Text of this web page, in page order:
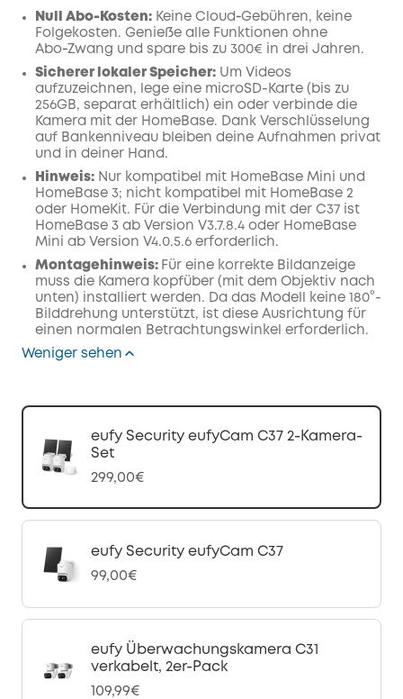
Null Abo-Kosten: Keine Cloud‑Gebühren, keine
Folgekosten. Genieße alle Funktionen ohne
Abo‑Zwang und spare bis zu 300€ in drei Jahren.
Sicherer lokaler Speicher: Um Videos
aufzuzeichnen, lege eine microSD-Karte (bis zu
256GB, separat erhältlich) ein oder verbinde die
Kamera mit der HomeBase. Dank Verschlüsselung
auf Bankenniveau bleiben deine Aufnahmen privat
und in deiner Hand.
Hinweis: Nur kompatibel mit HomeBase Mini und
HomeBase 3; nicht kompatibel mit HomeBase 2
oder HomeKit. Für die Verbindung mit der C37 ist
HomeBase 3 ab Version V3.7.8.4 oder HomeBase
Mini ab Version V4.0.5.6 erforderlich.
Montagehinweis: Für eine korrekte Bildanzeige
muss die Kamera kopfüber (mit dem Objektiv nach
unten) installiert werden. Da das Modell keine 180°-
Bilddrehung unterstützt, ist diese Ausrichtung für
einen normalen Betrachtungswinkel erforderlich.
Weniger sehen
eufy Security eufyCam C37 2-Kamera-
Set
299,00€
eufy Security eufyCam C37
99,00€
eufy Überwachungskamera C31
verkabelt, 2er-Pack
109,99€